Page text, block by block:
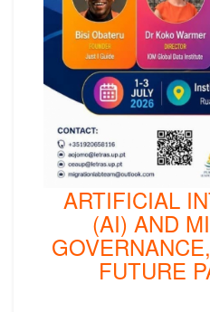
ARTIFICIAL
(AI) AND
FUTURE